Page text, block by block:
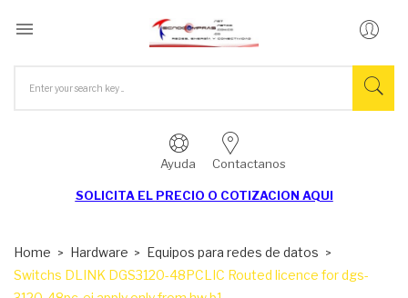

Ayuda Contactanos
SOLICITA EL PRECIO O COTIZACION AQUI
Home Hardware
Equipos para redes de datos
Switchs DLINK DGS3120-48PCLIC Routed licence for dgs-